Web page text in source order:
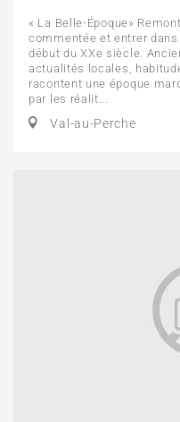
« La Belle-Époque»
commentée et entrer
début du XXe siècle.
actualités locales,
racontent une époque
par les réalit...
Val-au-Perche